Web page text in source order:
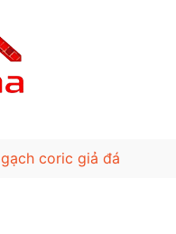
gạch coric giả đá